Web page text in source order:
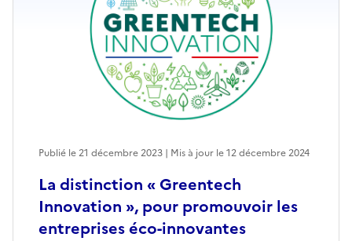
La distinction « Greentech
Innovation », pour promouvoir les
entreprises éco-innovantes
Publié le 21 décembre 2023 | Mis à jour le 12 décembre 2024